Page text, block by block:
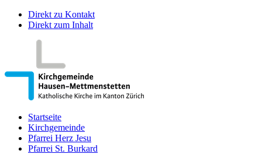
Direkt zu Kontakt
Direkt zum Inhalt
Startseite
Kirchgemeinde
Pfarrei Herz Jesu
Pfarrei St. Burkard